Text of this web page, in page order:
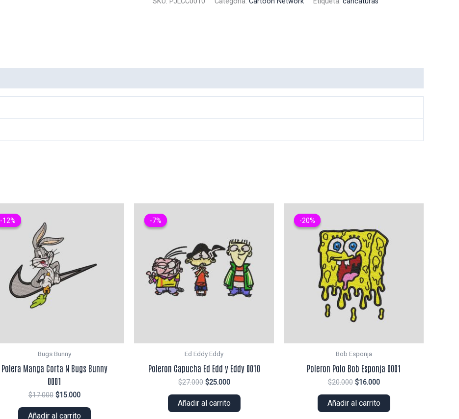
-12%
-12%
Bugs Bunny
Polera Manga Corta N Bugs Bunny
0001
$17.000 El
original
$15.000El
actual
Añadir al carrito
-7%
-7%
Ed Eddy Eddy
Poleron Capucha Ed Edd y Eddy 0010
$27.000 El
original
era:
$25.000El
actual
es:
Añadir al carrito
-20%
-20%
Bob Esponja
Poleron Polo Bob Esponja 0001
$20.000 El
original
era:
$16.000El
actual
es:
Añadir al carrito